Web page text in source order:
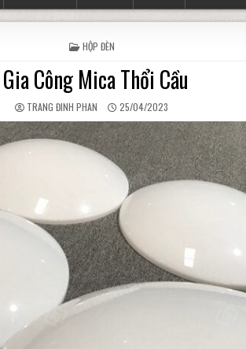
POSTED IN
HỘP ĐÈN
Gia Công Mica Thổi Cầu
AUTHOR:
TRANG ĐINH PHAN PUBLISHED DATE:
25/04/2023